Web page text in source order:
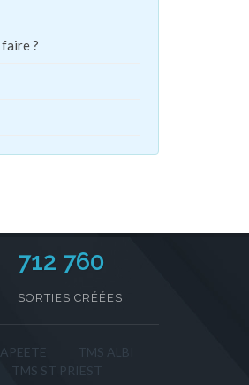
?
712 760
SORTIES CRÉÉES
TMS ALBI
TMS ST PRIEST